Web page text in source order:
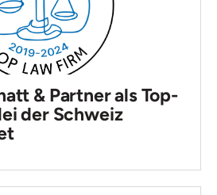
& Partner als Top-
der Schweiz